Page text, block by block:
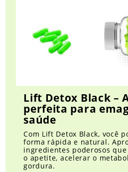
Lift Detox Black –
perfeita para
saúde
Com Lift Detox Black, você
forma rápida e natural.
ingredientes poderosos
o apetite, acelerar o
gordura.